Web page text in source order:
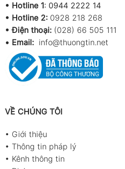
• Hotline 1: 0944 2222 14
• Hotline 2: 0928 218 268
• Điện thoại: (028) 66 505 111
• Email: info@thuongtin.net
VỀ CHÚNG TÔI
• Giới thiệu
• Thông tin pháp lý
• Kênh thông tin